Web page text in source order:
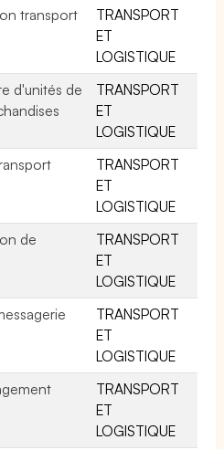
transport
TRANSPORT
ET
LOGISTIQUE
d'unités de
TRANSPORT
ET
LOGISTIQUE
TRANSPORT
ET
LOGISTIQUE
de
TRANSPORT
ET
LOGISTIQUE
TRANSPORT
ET
LOGISTIQUE
TRANSPORT
ET
LOGISTIQUE